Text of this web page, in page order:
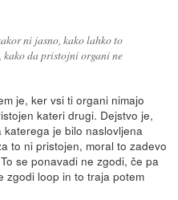
ni jasno, kako lahko to
kako da pristojni organi ne
je, ker vsi ti organi nimajo
kateri drugi. Dejstvo je,
je bilo naslovljena
to ni pristojen, moral to zadevo
se ponavadi ne zgodi, če pa
zgodi loop in to traja potem